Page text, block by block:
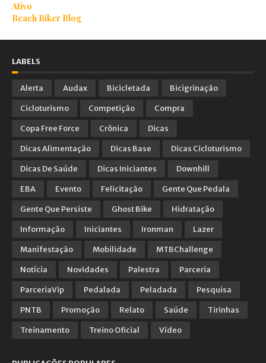
Ativo
Beach Biker Blog
LABELS
Alerta Audax Bicicletada
Bicigrinação
Cicloturismo
Competição
Compra
Copa Free Force
Crônica
Dicas
Dicas Alimentação
Dicas Base
Dicas Cicloturismo
Dicas De Saúde
Dicas Iniciantes
Downhill
EBA
Evento Felicitação
Gente Que Pedala
Gente Que Persiste
Ghost Bike
Hidratação
Informação
Iniciantes Ironman
Lazer
Manifestação
Mobilidade
MTBChallenge
Notícia
Novidades Palestra
Parceria
ParceriaVip
Pedalada Peladada
Pesquisa
PNTB
Promoção Relato Saúde
Tirinhas
Treinamento
Treino Oficial Vídeo